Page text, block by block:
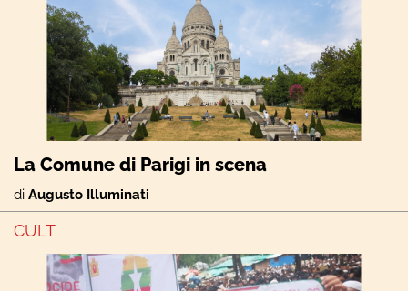
La Comune di Parigi in scena
di Augusto Illuminati
CULT